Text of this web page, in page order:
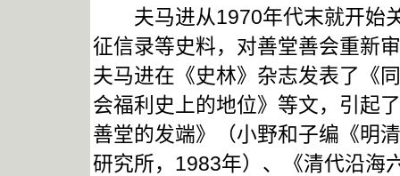
夫马进从1970年代末就开始关
征信录等史料，对善堂善会重新
夫马进在《史林》杂志发表了《
会福利史上的地位》等文，引起
善堂的发端》（小野和子编《明
研究所，1983年）、《清代沿海